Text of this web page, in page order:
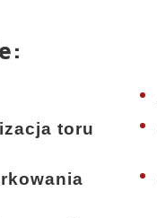
:
toru